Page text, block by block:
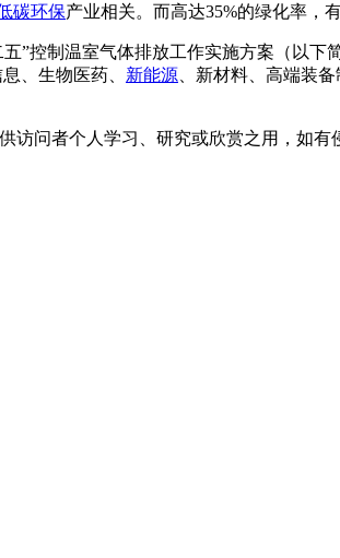
碳环保产业相关。而高达35%的绿化率，
控制温室气体排放工作实施方案（以下
、生物医药、 新能源 、新材料、高端装
问者个人学习、研究或欣赏之用，如